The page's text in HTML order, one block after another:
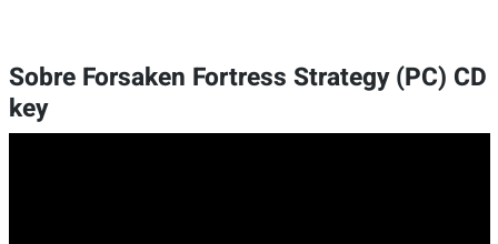
Sobre Forsaken Fortress Strategy (PC) CD
key